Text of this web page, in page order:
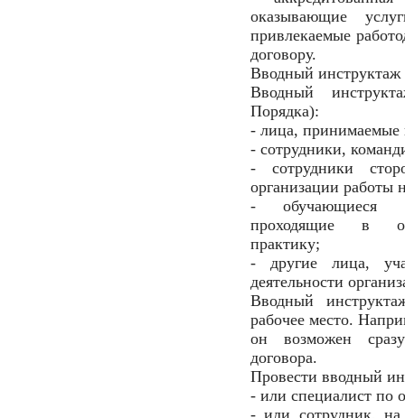
оказывающие
привлекаемые
договору.
Вводный инструктаж
Вводный
Порядка):
- лица, принимаемые
- сотрудники,
- сотрудники
организации работы
- обучающиеся
проходящие в
практику;
- другие лица,
деятельности
Вводный
рабочее место.
он возможен
договора.
Провести вводный
- или специалист по
- или сотрудник, на